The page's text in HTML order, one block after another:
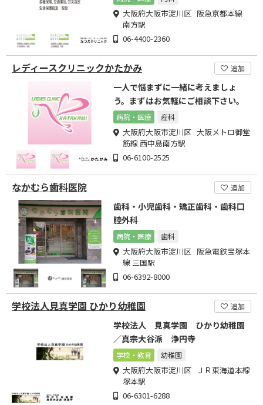
大阪府大阪市淀川区 阪急京都本線
南方駅
06-4400-2360
レディースクリニックかたかみ 追加
一人で悩まずに一緒に考えましょ
う。まずはお気軽にご相談下さい。
病院・医療 産科
大阪府大阪市淀川区 大阪メトロ御堂
筋線 西中島南方駅
06-6100-2525
なかむら歯科医院 追加
歯科・小児歯科・矯正歯科・歯科口
腔外科
病院・医療 歯科
大阪府大阪市淀川区 阪急電鉄宝塚本
線 三国駅
06-6392-8000
学校法人見真学園 ひかり幼稚園 追加
学校法人 見真学園 ひかり幼稚園
／真宗大谷派 浄円寺
学校・教育 幼稚園
大阪府大阪市淀川区 ＪＲ東海道本線
塚本駅
06-6301-6288